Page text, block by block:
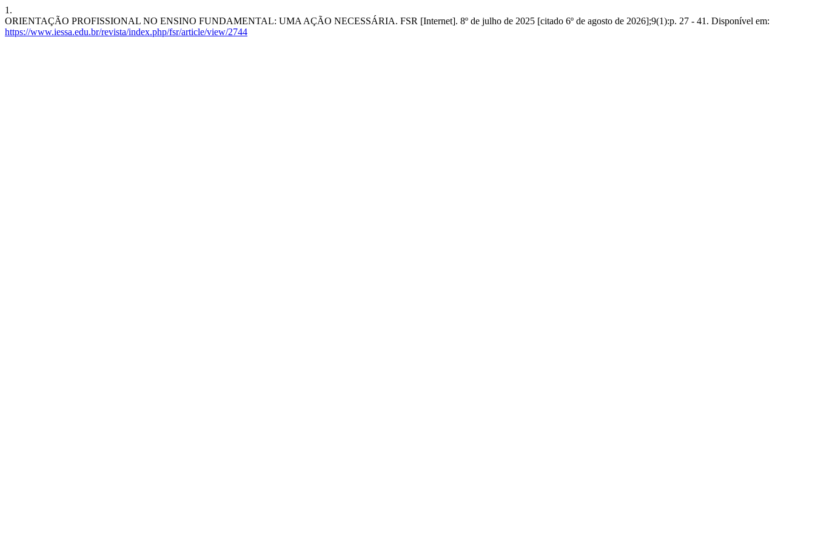
1.
ORIENTAÇÃO PROFISSIONAL NO ENSINO FUNDAMENTAL: UMA AÇÃO NECESSÁRIA. FSR [Internet]. 8º de julho de 2025 [citado 6º de agosto de 2026];9(1):p. 27 - 41. Disponível em:
https://www.iessa.edu.br/revista/index.php/fsr/article/view/2744